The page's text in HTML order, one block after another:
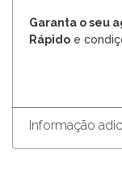
Garanta o seu
Rápido e
Informação